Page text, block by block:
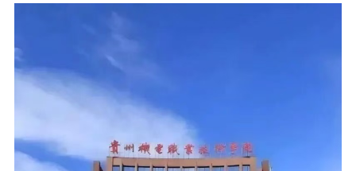
资质荣誉
公示公告
应用案例
投资者提问
投教园地
联系我们
销售与服务网络